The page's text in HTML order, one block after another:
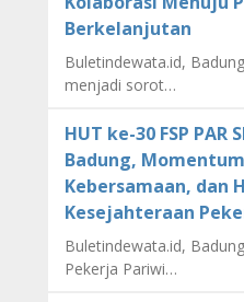
Berkelanjutan
Buletindewata.id,
menjadi sorot…
HUT ke-30 FSP PAR
Badung,
Kebersamaan, dan
Kesejahteraan
Buletindewata.id,
Pekerja Pariwi…